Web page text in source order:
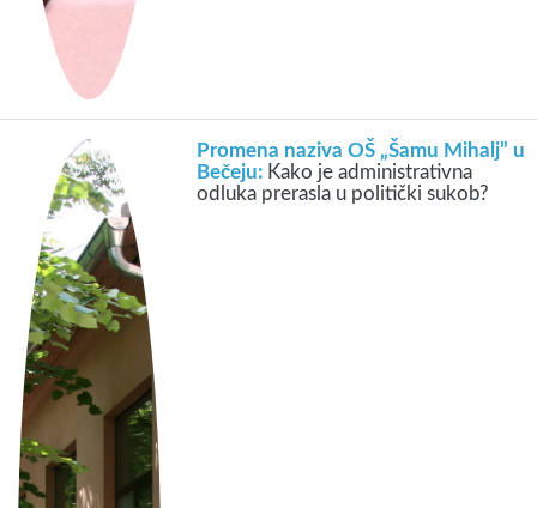
Promena naziva OŠ „Šamu Mihalj” u
Bečeju: Kako je administrativna
odluka prerasla u politički sukob?